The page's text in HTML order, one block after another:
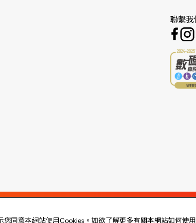
同意本網站使用Cookies。如欲了解更多有關本網站如何使用
聯繫我